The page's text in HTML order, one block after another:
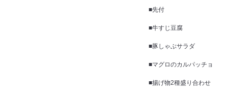
■先付
■牛すじ豆腐
■豚しゃぶサラダ
■マグロのカルパッチョ
■揚げ物2種盛り合わせ